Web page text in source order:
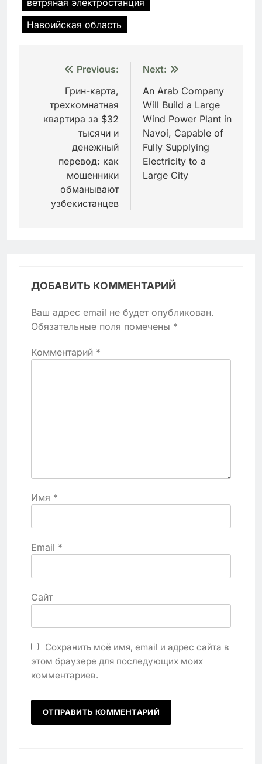
ветряная электростанция
Навоийская область
Навигация
записям
Previous:
Грин-карта,
трехкомнатная
квартира за $32
тысячи и
денежный
перевод: как
мошенники
обманывают
узбекистанцев
Next:
An Arab Company
Will Build a Large
Wind Power Plant in
Navoi, Capable of
Fully Supplying
Electricity to a
Large City
ДОБАВИТЬ КОММЕНТАРИЙ
Ваш адрес email не будет опубликован.
Обязательные поля помечены *
Комментарий *
Имя *
Email *
Сайт
Сохранить моё имя, email и адрес сайта в
этом браузере для последующих моих
комментариев.